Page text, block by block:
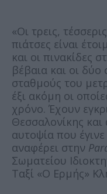
«Οι τρεις,
πιάτσες είναι
και οι πινακίδες
βέβαια και οι δύο
σταθμούς του
έξι ακόμη οι
χρόνο. Έχουν
Θεσσαλονίκης
αυτοψία που
αναφέρει στην
Σωματείου
Ταξί «Ο Ερμής»